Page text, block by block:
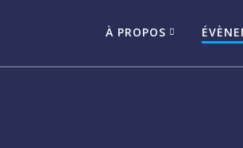
À PROPOS